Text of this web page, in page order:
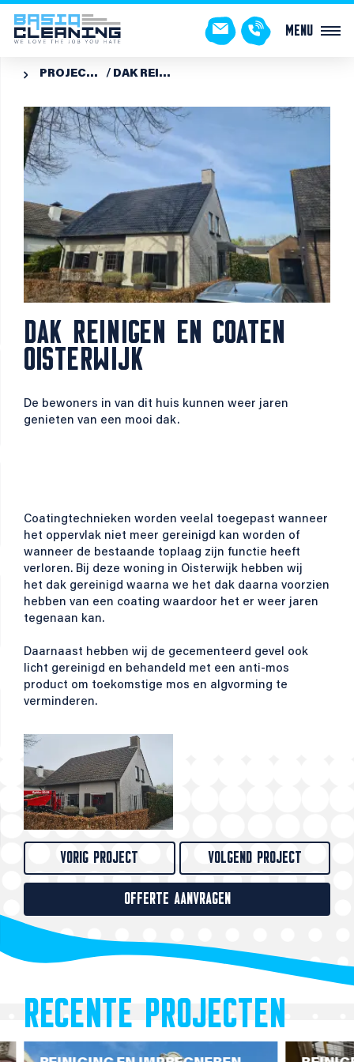
Menu
 PROJECTEN DAK REINIGEN EN COATEN OISTERWIJK
DAK REINIGEN EN COATEN
OISTERWIJK
De bewoners in van dit huis kunnen weer jaren
genieten van een mooi dak.
Coatingtechnieken worden veelal toegepast wanneer
het oppervlak niet meer gereinigd kan worden of
wanneer de bestaande toplaag zijn functie heeft
verloren. Bij deze woning in Oisterwijk hebben wij
het dak gereinigd waarna we het dak daarna voorzien
hebben van een coating waardoor het er weer jaren
tegenaan kan.
Daarnaast hebben wij de gecementeerd gevel ook
licht gereinigd en behandeld met een anti-mos
product om toekomstige mos en algvorming te
verminderen.
VORIG PROJECT VOLGEND PROJECT
OFFERTE AANVRAGEN
RECENTE PROJECTEN